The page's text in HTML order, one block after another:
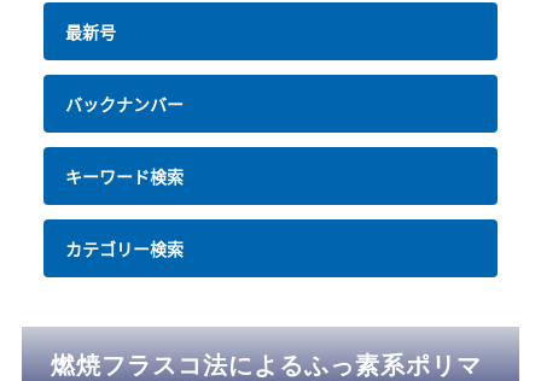
最新号
バックナンバー
キーワード検索
カテゴリー検索
燃焼フラスコ法によるふっ素系ポリマ